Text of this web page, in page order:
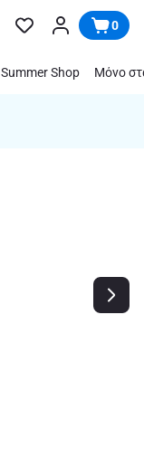
0
Summer Shop Μόνο